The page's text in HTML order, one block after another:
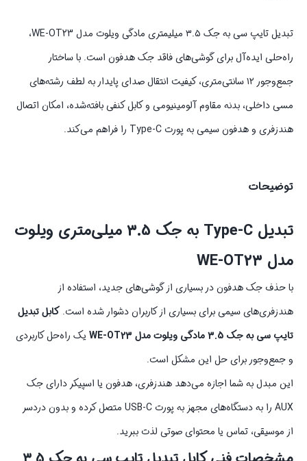
تبدیل تایپ سی به جک ۳.۵ میلیمتری مادگی ویلوت مدل WE‑OT23،
راه‌حلی ایده‌آل برای گوشی‌های فاقد جک هدفون است. با ساختار
جمع‌وجور ۱۲ سانتی‌متری، کیفیت انتقال صدای پایدار به لطف رشته‌های
مسی داخلی، بدنه مقاوم آلومینیومی و کابل کنفی بافته‌شده، امکان اتصال
هندزفری و هدفون سیمی به پورت Type-C را فراهم می‌کند.
توضیحات
تبدیل Type‑C به جک 3.5 میلی‌متری ویلوت
مدل WE‑OT23
با حذف جک هدفون در بسیاری از گوشی‌های جدید، استفاده از
هندزفری‌های سیمی برای بسیاری از کاربران دشوار شده است. کابل تبدیل
تایپ سی به جک 3.5 مادگی ویلوت مدل WE‑OT23
یک راه‌حل کاربردی
و جمع‌وجور برای حل این مشکل است.
این مبدل به شما اجازه می‌دهد هندزفری، هدفون یا اسپیکر دارای جک
AUX را به دستگاه‌های مجهز به پورت USB‑C متصل کرده و بدون دردسر
از موسیقی، تماس یا محتوای صوتی لذت ببرید.